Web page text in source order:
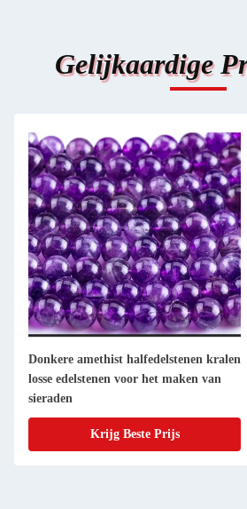
Gelijkaardige
Donkere amethist halfedelstenen kralen
losse edelstenen voor het maken van
sieraden
Krijg Beste Prijs